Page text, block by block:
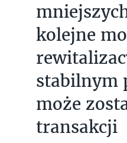
kolejne
stabilnym
może
transakcji